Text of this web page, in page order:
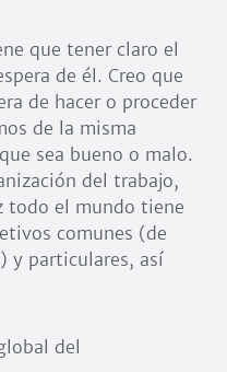
que tener claro el
de él. Creo que
de hacer o proceder
de la misma
sea bueno o malo.
del trabajo,
todo el mundo tiene
comunes (de
y particulares, así
del